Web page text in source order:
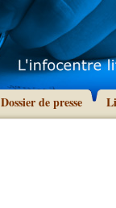
Dossier de presse